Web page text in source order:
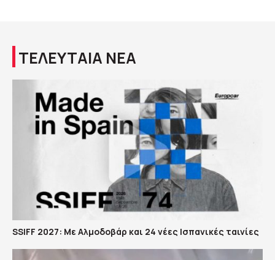
ΤΕΛΕΥΤΑΙΑ ΝΕΑ
SSIFF 2027: Με Αλμοδοβάρ και 24 νέες Ισπανικές ταινίες